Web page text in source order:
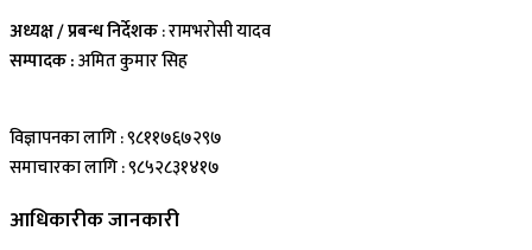
अध्यक्ष / प्रबन्ध निर्देशक: रामभरोसी यादव
सम्पादक :अमित कुमार सिह
विज्ञापनका लागि : ९८११७६७२९७
समाचारका लागि : ९८५२८३१४१७
आधिकारीक जानकारी